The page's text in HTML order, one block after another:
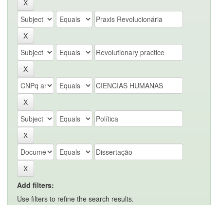
Add filters:
Use filters to refine the search results.